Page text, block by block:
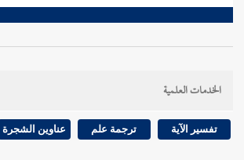
الخدمات العلمية
تفسير الآية ترجمة علم عناوين الشجرة